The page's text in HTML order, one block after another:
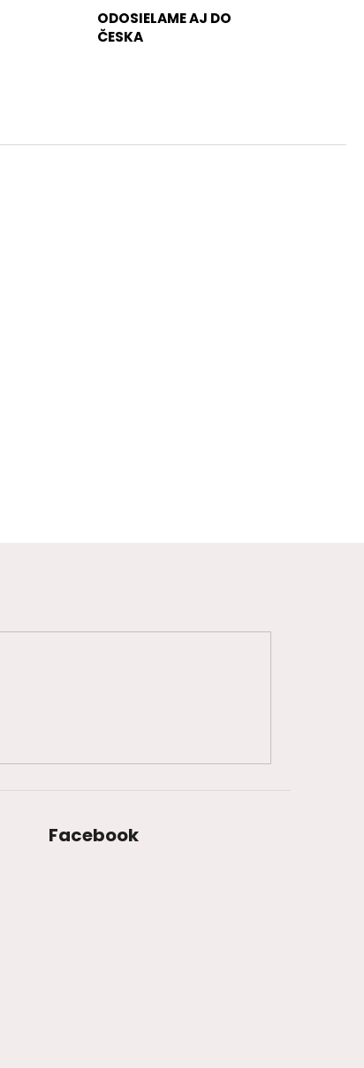
ODOSIELAME AJ DO
ČESKA
Facebook